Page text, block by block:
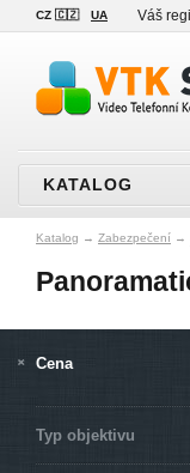
CZ 🇨🇿 UA Váš
KATALOG
Katalog → Zabezpečení →
Cena
Typ objektivu